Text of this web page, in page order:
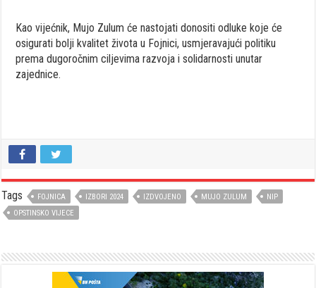
Kao vijećnik, Mujo Zulum će nastojati donositi odluke koje će
osigurati bolji kvalitet života u Fojnici, usmjeravajući politiku
prema dugoročnim ciljevima razvoja i solidarnosti unutar
zajednice.
Tags FOJNICA IZBORI 2024 IZDVOJENO MUJO ZULUM
NIP
OPSTINSKO VIJECE